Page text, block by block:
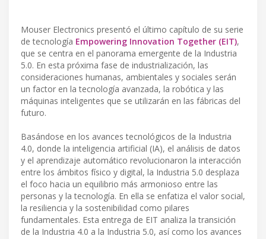
Mouser Electronics presentó el último capítulo de su serie
de tecnología Empowering Innovation Together (EIT),
que se centra en el panorama emergente de la Industria
5.0. En esta próxima fase de industrialización, las
consideraciones humanas, ambientales y sociales serán
un factor en la tecnología avanzada, la robótica y las
máquinas inteligentes que se utilizarán en las fábricas del
futuro.
Basándose en los avances tecnológicos de la Industria
4.0, donde la inteligencia artificial (IA), el análisis de datos
y el aprendizaje automático revolucionaron la interacción
entre los ámbitos físico y digital, la Industria 5.0 desplaza
el foco hacia un equilibrio más armonioso entre las
personas y la tecnología. En ella se enfatiza el valor social,
la resiliencia y la sostenibilidad como pilares
fundamentales. Esta entrega de EIT analiza la transición
de la Industria 4.0 a la Industria 5.0, así como los avances